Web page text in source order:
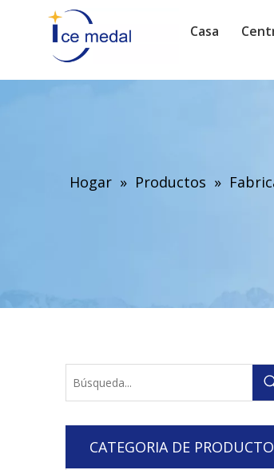
Casa
Hogar » Productos »
CATEGORIA DE PRODUCTO